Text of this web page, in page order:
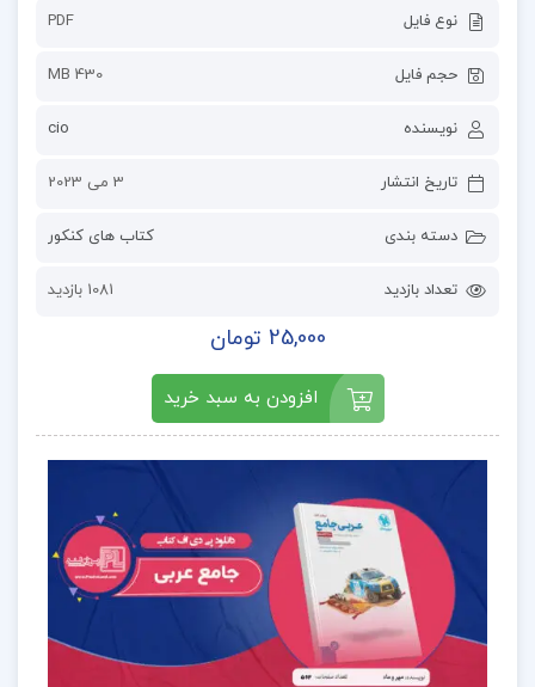
نوع فایل PDF
حجم فایل 430 MB
نویسنده cio
تاریخ انتشار 3 می 2023
دسته بندی کتاب های کنکور
تعداد بازدید 1081 بازدید
25,000 تومان
افزودن به سبد خرید